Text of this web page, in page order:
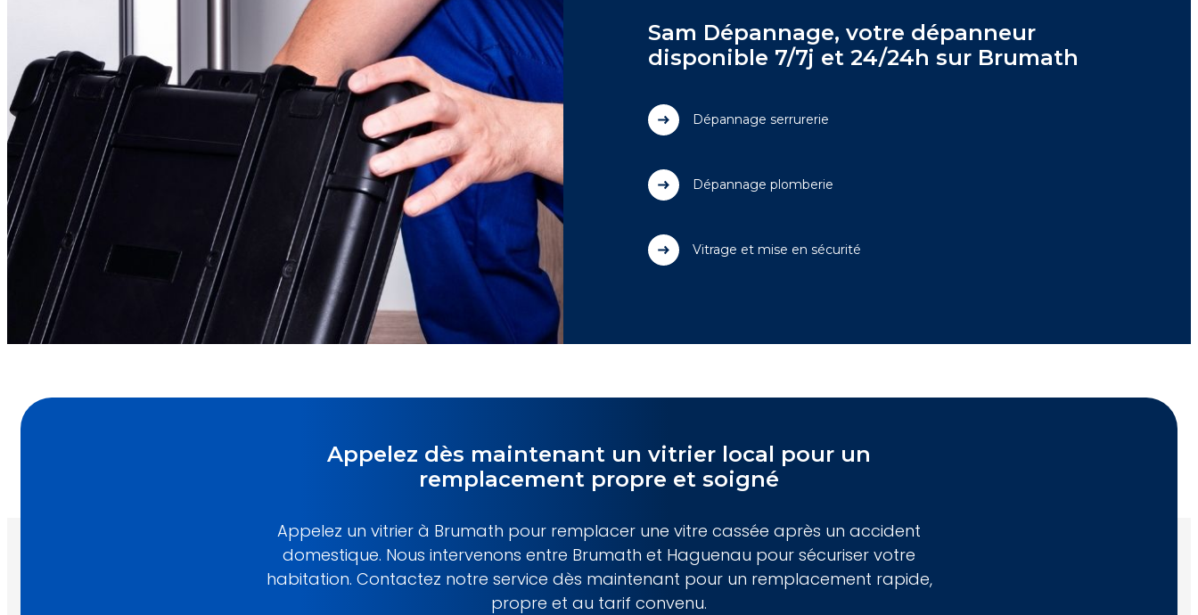
Sam Dépannage, votre dépanneur
disponible 7/7j et 24/24h sur Brumath
Dépannage serrurerie
Dépannage plomberie
Vitrage et mise en sécurité
Appelez dès maintenant un vitrier local pour un
remplacement propre et soigné
Appelez un vitrier à Brumath pour remplacer une vitre cassée après un accident
domestique. Nous intervenons entre Brumath et Haguenau pour sécuriser votre
habitation. Contactez notre service dès maintenant pour un remplacement rapide,
propre et au tarif convenu.